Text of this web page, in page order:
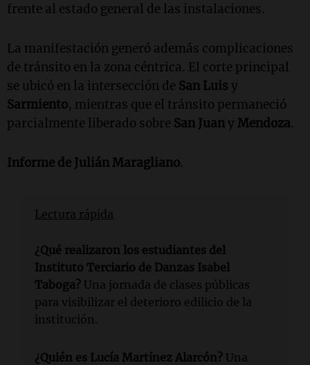
frente al estado general de las instalaciones.
La manifestación generó además complicaciones
de tránsito en la zona céntrica. El corte principal
se ubicó en la intersección de San Luis y
Sarmiento, mientras que el tránsito permaneció
parcialmente liberado sobre San JuanyMendoza.
Informe de Julián Maragliano.
Lectura rápida
¿Qué realizaron los estudiantes del
Instituto Terciario de Danzas Isabel
Taboga? Una jornada de clases públicas
para visibilizar el deterioro edilicio de la
institución.
¿Quién es Lucía Martínez Alarcón? Una